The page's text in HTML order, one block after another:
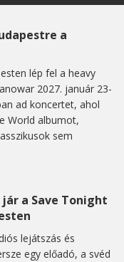
a
lép fel a heavy
2027. január 23-
ad koncertet, ahol
World albumot,
sem
a Save Tonight
lejátszás és
egy előadó, a svéd